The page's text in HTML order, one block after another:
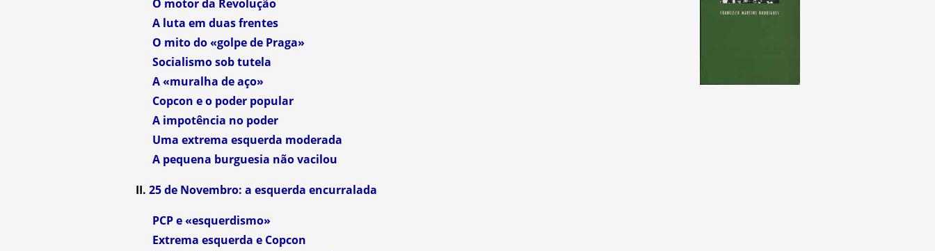
O motor da Revolução
A luta em duas frentes
O mito do «golpe de Praga»
Socialismo sob tutela
A «muralha de aço»
Copcon e o poder popular
A impotência no poder
Uma extrema esquerda moderada
A pequena burguesia não vacilou
II. 25 de Novembro: a esquerda encurralada
PCP e «esquerdismo»
Extrema esquerda e Copcon